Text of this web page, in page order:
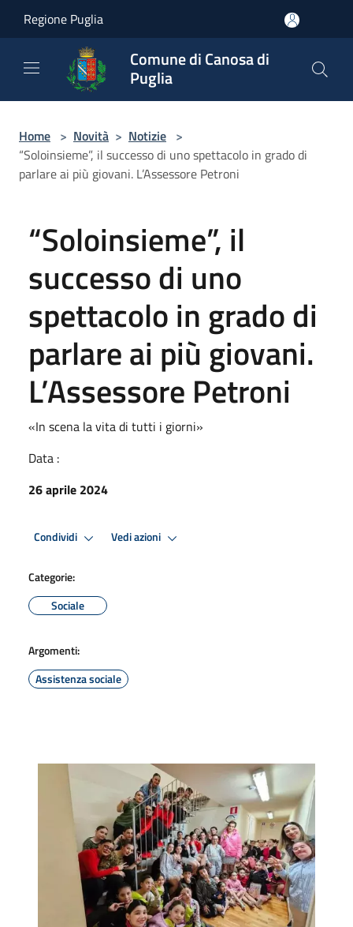
Regione Puglia
Comune di Canosa di
Puglia
Home > Novità > Notizie >
“Soloinsieme”, il successo di uno spettacolo in grado di
parlare ai più giovani. L’Assessore Petroni
“Soloinsieme”, il
successo di uno
spettacolo in grado di
parlare ai più giovani.
L’Assessore Petroni
«In scena la vita di tutti i giorni»
Data :
26 aprile 2024
Condividi Vedi azioni
Categorie:
Sociale
Argomenti:
Assistenza sociale